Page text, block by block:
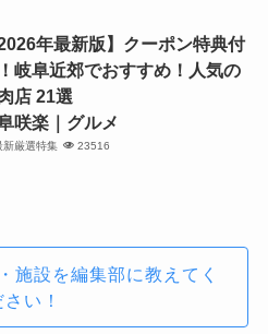
2026年最新版】クーポン特典付
岐阜近郊でおすすめ！人気の
店 21選
咲楽｜グルメ
新厳選特集 23516
施設を編集部に教えてく
さい！